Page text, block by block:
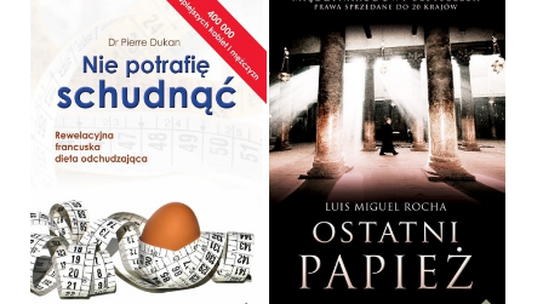
NIE POTRAFIĘ SCHUDNĄĆ
OPRAWA MIĘKKA
19,90 ZŁ
OSTATNI PAPIEŻ
LUIS MIGUEL ROCHA
OPRAWA TWARDA
34,90 ZŁ